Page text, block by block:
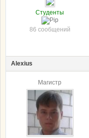
Студенты
86 сообщений
Alexius
Магистр